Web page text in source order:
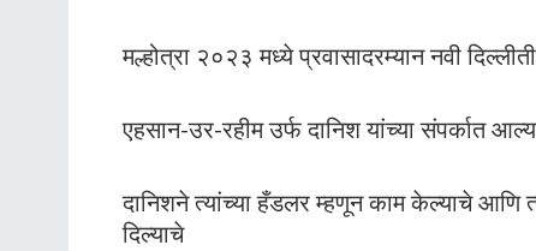
मल्होत्रा २०२३ मध्ये प्रवासादरम्यान नवी
एहसान-उर-रहीम उर्फ दानिश यांच्या संपर्कात
दानिशने त्यांच्या हँडलर म्हणून काम केल्याचे आणि
दिल्याचे